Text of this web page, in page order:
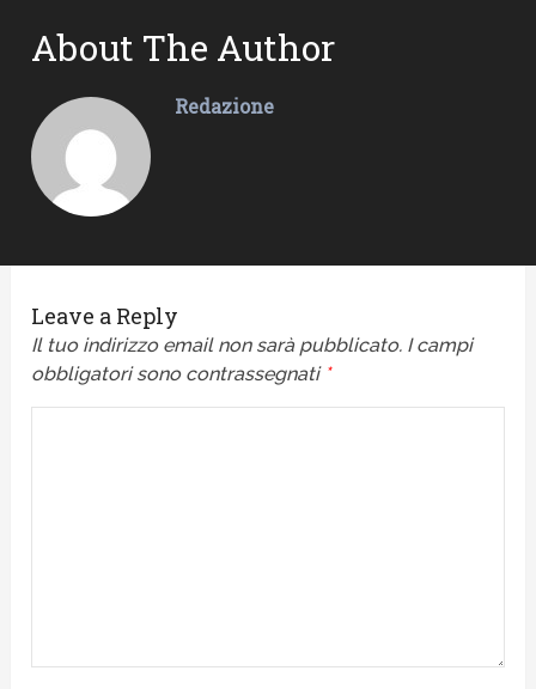
About The Author
Redazione
Leave a Reply
Il tuo indirizzo email non sarà pubblicato. I campi
obbligatori sono contrassegnati *